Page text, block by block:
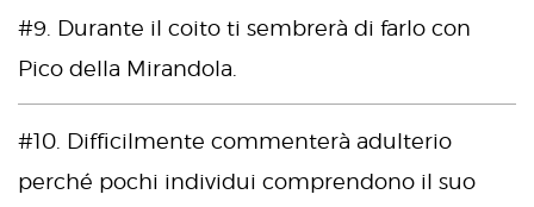
#9. Durante il coito ti sembrerà di farlo con
Pico della Mirandola.
#10. Difficilmente commenterà adulterio
perché pochi individui comprendono il suo